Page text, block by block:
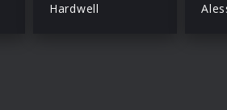
Hardwell